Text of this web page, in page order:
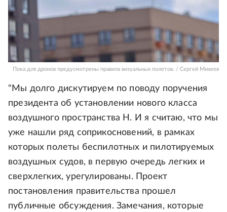
Пока для дронов предусмотрены правила визуальных полетов. / Сергей Михеев
"Мы долго дискутируем по поводу поручения
президента об установлении нового класса
воздушного пространства Н. И я считаю, что мы
уже нашли ряд соприкосновений, в рамках
которых полеты беспилотных и пилотируемых
воздушных судов, в первую очередь легких и
сверхлегких, урегулированы. Проект
постановления правительства прошел
публичные обсуждения. Замечания, которые